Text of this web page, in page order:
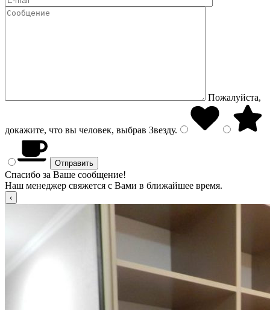
Пожалуйста,
докажите, что вы человек, выбрав Звезду.
Спасибо за Ваше сообщение!
Наш менеджер свяжется с Вами в ближайшее время.